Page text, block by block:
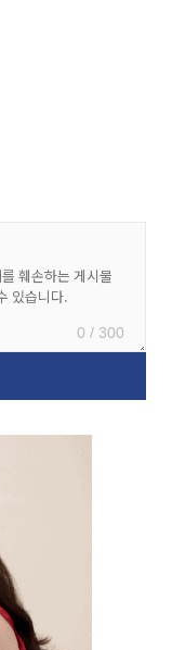
0 / 300